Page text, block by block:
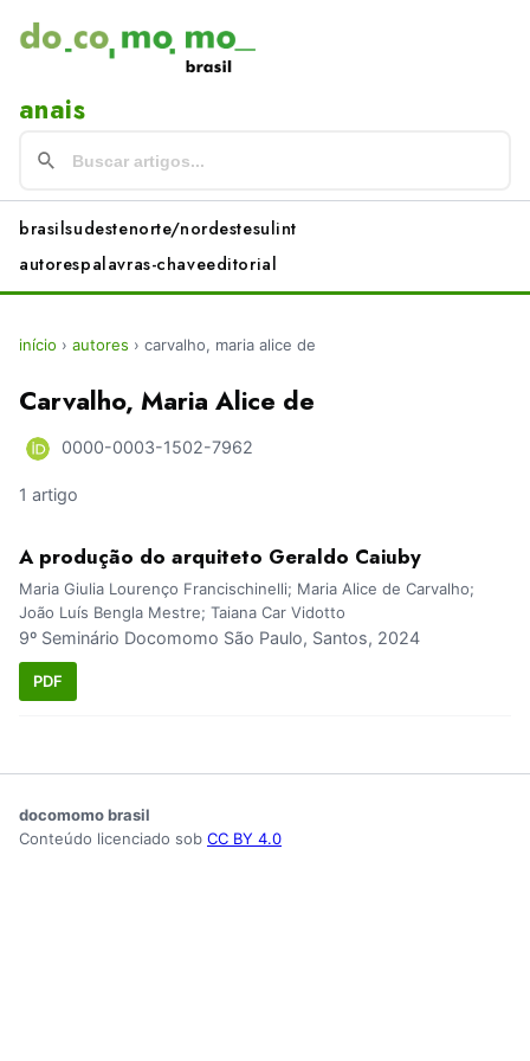
anais
brasilsudestenorte/nordestesulint
autorespalavras-chaveeditorial
início › autores › carvalho, maria alice de
Carvalho, Maria Alice de
0000-0003-1502-7962
1 artigo
A produção do arquiteto Geraldo Caiuby
Maria Giulia Lourenço Francischinelli; Maria Alice de Carvalho;
João Luís Bengla Mestre; Taiana Car Vidotto
9º Seminário Docomomo São Paulo, Santos, 2024
PDF
docomomo brasil
Conteúdo licenciado sob CC BY 4.0